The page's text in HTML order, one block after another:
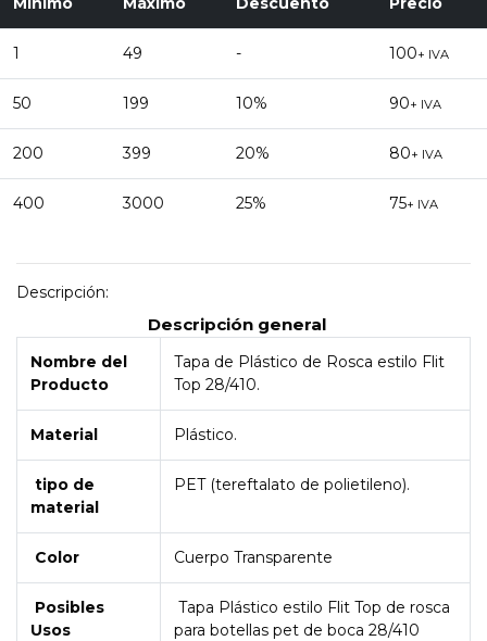
1 49 - 100+ IVA
50 199 10% 90+ IVA
200 399 20% 80+ IVA
400 3000 25% 75+ IVA
Descripción:
Descripción general
Nombre del
Producto
Tapa de Plástico de Rosca estilo Flit
Top 28/410.
Material Plástico.
tipo de
material
PET (tereftalato de polietileno).
Color Cuerpo Transparente
Posibles
Usos
Tapa Plástico estilo Flit Top de rosca
para botellas pet de boca 28/410